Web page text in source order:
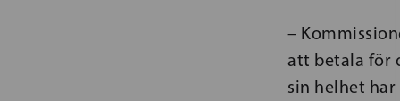
–
att betala för
sin helhet